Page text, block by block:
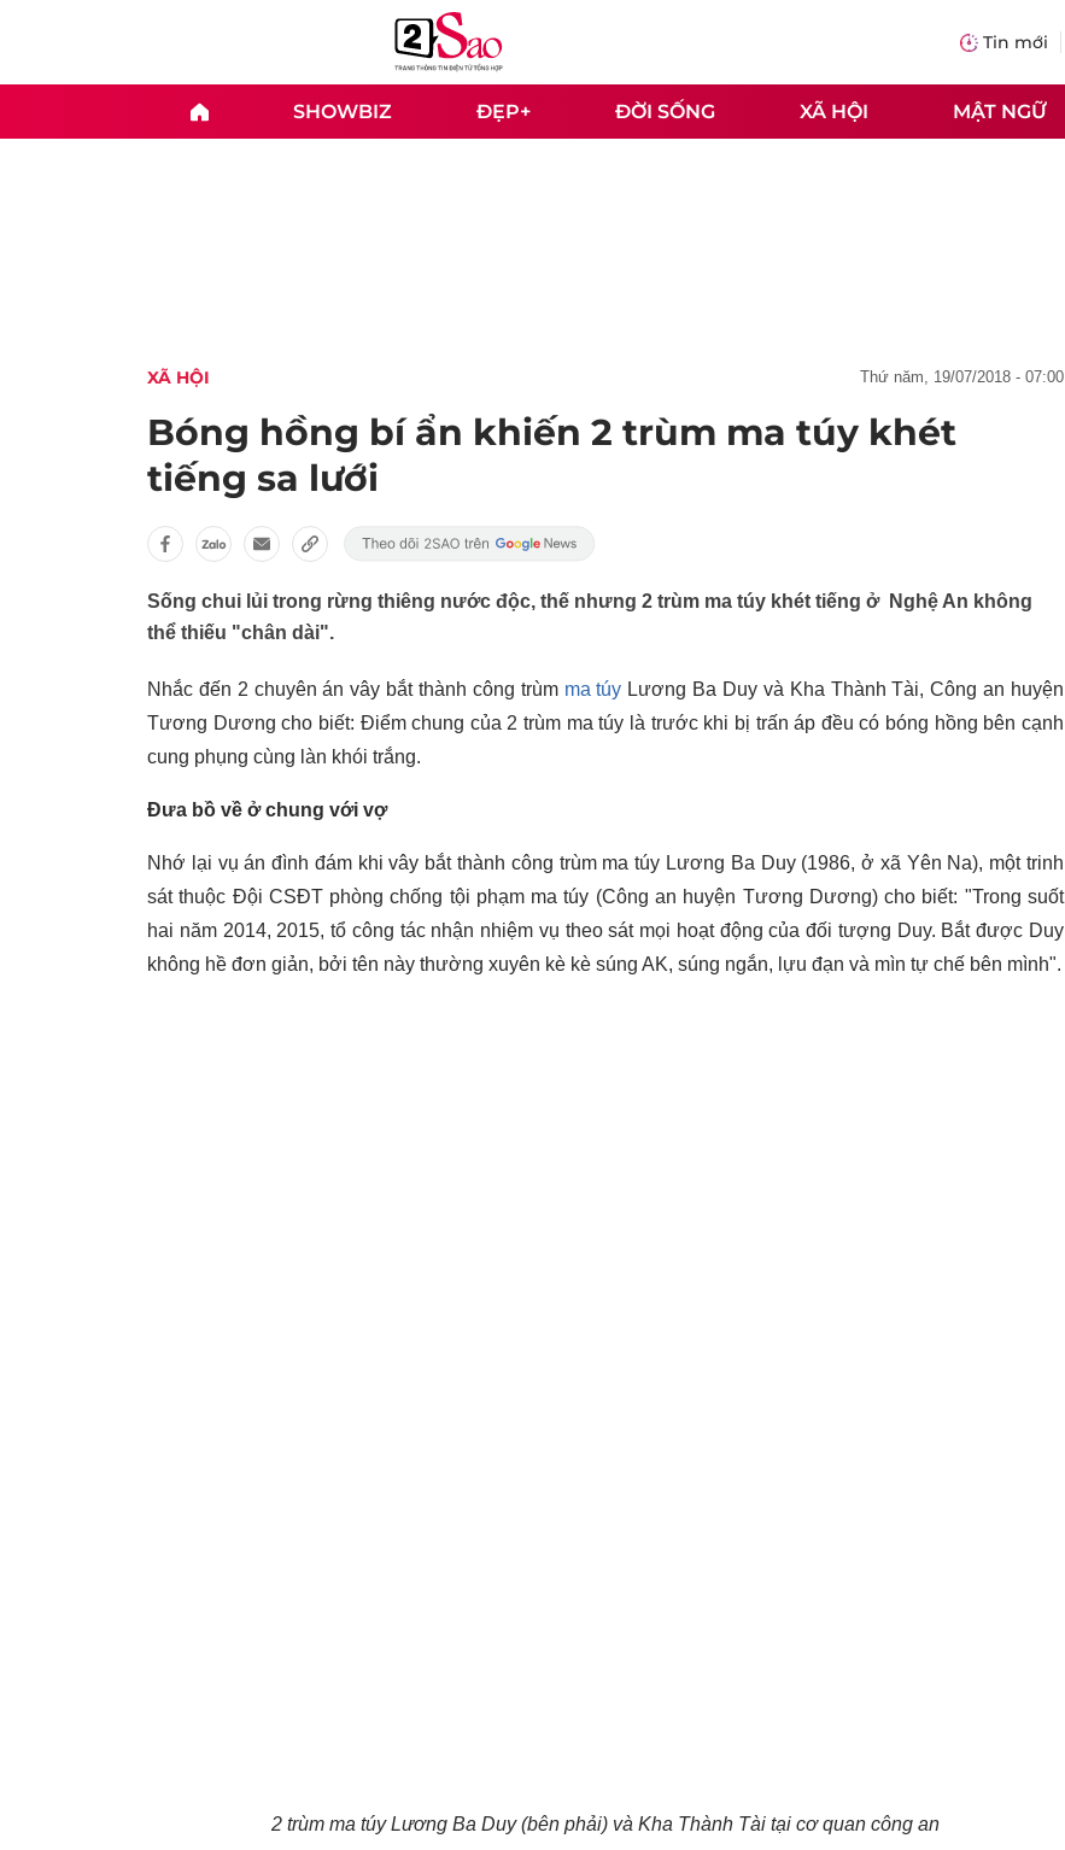
Tin mới
SHOWBIZ ĐẸP+ ĐỜI SỐNG XÃ HỘI MẬT NGỮ
XÃ HỘI thứ năm, 19/07/2018 - 07:00
Bóng hồng bí ẩn khiến 2 trùm ma túy khét
tiếng sa lưới
Sống chui lủi trong rừng thiêng nước độc, thế nhưng 2 trùm ma túy khét tiếng ở Nghệ An không
thể thiếu "chân dài".
Nhắc đến 2 chuyên án vây bắt thành công trùm ma túy Lương Ba Duy và Kha Thành Tài, Công an huyện
Tương Dương cho biết: Điểm chung của 2 trùm ma túy là trước khi bị trấn áp đều có bóng hồng bên cạnh
cung phụng cùng làn khói trắng.
Đưa bồ về ở chung với vợ
Nhớ lại vụ án đình đám khi vây bắt thành công trùm ma túy Lương Ba Duy (1986, ở xã Yên Na), một trinh
sát thuộc Đội CSĐT phòng chống tội phạm ma túy (Công an huyện Tương Dương) cho biết: "Trong suốt
hai năm 2014, 2015, tổ công tác nhận nhiệm vụ theo sát mọi hoạt động của đối tượng Duy. Bắt được Duy
không hề đơn giản, bởi tên này thường xuyên kè kè súng AK, súng ngắn, lựu đạn và mìn tự chế bên mình".
2 trùm ma túy Lương Ba Duy (bên phải) và Kha Thành Tài tại cơ quan công an